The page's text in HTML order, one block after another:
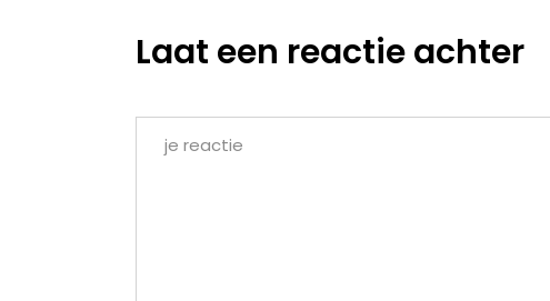
Laat een reactie achter